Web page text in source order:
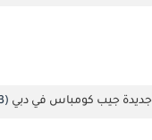
جديدة جيب كومباس في دبي (3)